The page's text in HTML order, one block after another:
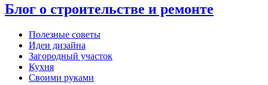
Блог о строительстве и ремонте
Полезные советы
Идеи дизайна
Загородный участок
Кухня
Своими руками